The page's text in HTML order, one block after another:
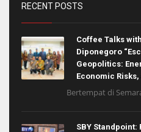
RECENT POSTS
Coffee Talks
Diponegoro
Geopolitics:
Economic
Bertempat di
SBY